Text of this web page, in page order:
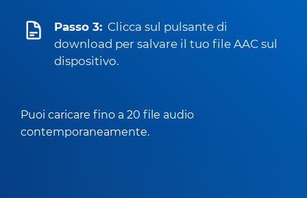
Passo 3: Clicca sul pulsante di
download per salvare il tuo file AAC sul
dispositivo.
Puoi caricare fino a 20 file audio
contemporaneamente.